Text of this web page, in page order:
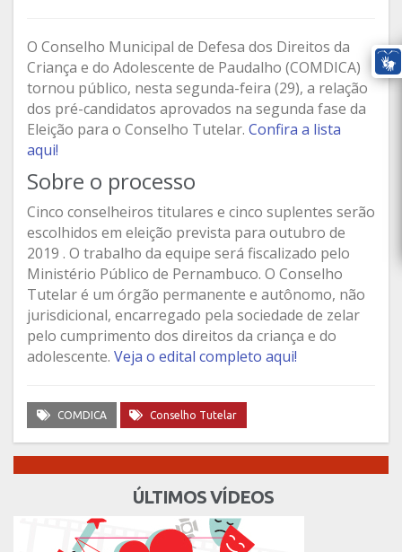
O Conselho Municipal de Defesa dos Direitos da
Criança e do Adolescente de Paudalho (COMDICA)
tornou público, nesta segunda-feira (29), a relação
dos pré-candidatos aprovados na segunda fase da
Eleição para o Conselho Tutelar. Confira a lista
aqui!
Sobre o processo
Cinco conselheiros titulares e cinco suplentes serão
escolhidos em eleição prevista para outubro de
2019 . O trabalho da equipe será fiscalizado pelo
Ministério Público de Pernambuco. O Conselho
Tutelar é um órgão permanente e autônomo, não
jurisdicional, encarregado pela sociedade de zelar
pelo cumprimento dos direitos da criança e do
adolescente. Veja o edital completo aqui!
COMDICA Conselho Tutelar
ÚLTIMOS VÍDEOS